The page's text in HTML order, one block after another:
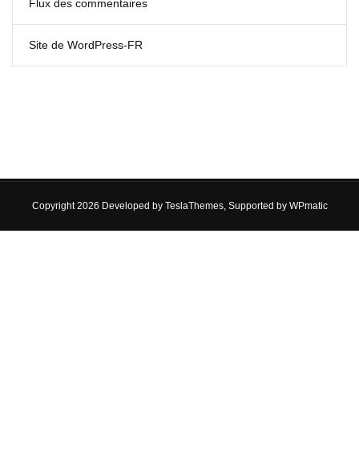
Flux des commentaires
Site de WordPress-FR
Copyright 2026 Developed by TeslaThemes, Supported by WPmatic